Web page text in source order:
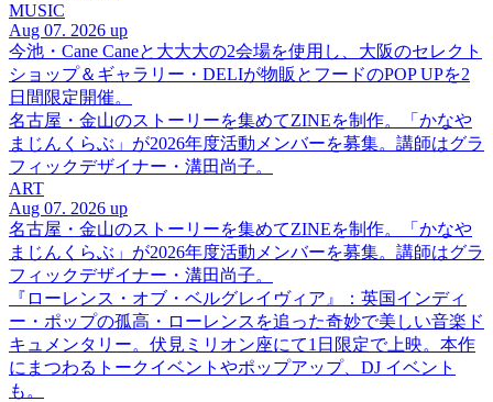
MUSIC
Aug 07. 2026 up
今池・Cane Caneと大大大の2会場を使用し、大阪のセレクト
ショップ＆ギャラリー・DELIが物販とフードのPOP UPを2
日間限定開催。
名古屋・金山のストーリーを集めてZINEを制作。「かなや
まじんくらぶ」が2026年度活動メンバーを募集。講師はグラ
フィックデザイナー・溝田尚子。
ART
Aug 07. 2026 up
名古屋・金山のストーリーを集めてZINEを制作。「かなや
まじんくらぶ」が2026年度活動メンバーを募集。講師はグラ
フィックデザイナー・溝田尚子。
『ローレンス・オブ・ベルグレイヴィア』：英国インディ
ー・ポップの孤高・ローレンスを追った奇妙で美しい音楽ド
キュメンタリー。伏見ミリオン座にて1日限定で上映。本作
にまつわるトークイベントやポップアップ、DJ イベント
も。